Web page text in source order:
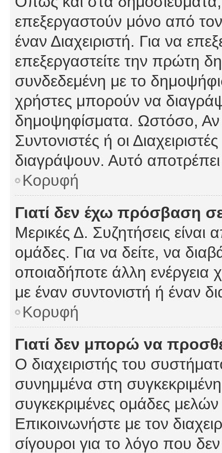
επεξεργαστούν μόνο από
έναν Διαχειριστή. Για να
επεξεργαστείτε την πρώτη
συνδεδεμένη με το
χρήστες μπορούν να
δημοψηφίσματα. Ωστόσο, Αν
Συντονιστές ή οι
διαγράψουν. Αυτό
Κορυφή
Γιατί δεν έχω πρόσβαση
Μερικές Δ. Συζητήσεις είναι
ομάδες. Για να δείτε, να
οποιαδήποτε άλλη ενέργεια
με έναν συντονιστή ή έναν
Κορυφή
Γιατί δεν μπορώ να
Ο διαχειριστής του
συνημμένα στη
συγκεκριμένες ομάδες
Επικοινωνήστε με τον
σίγουροι για το λόγο που